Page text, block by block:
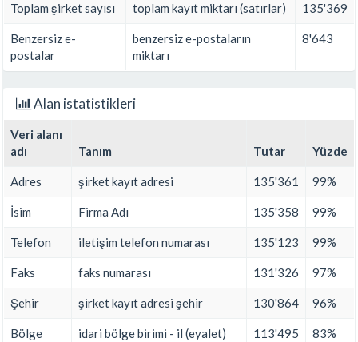
Toplam şirket sayısı toplam kayıt miktarı (satırlar) 135'369
Benzersiz e-
postalar
benzersiz e-postaların
miktarı
8'643
Alan istatistikleri
Veri alanı
adı
Tanım Tutar Yüzde
Adres şirket kayıt adresi 135'361 99%
İsim Firma Adı 135'358 99%
Telefon iletişim telefon numarası 135'123 99%
Faks faks numarası 131'326 97%
Şehir şirket kayıt adresi şehir 130'864 96%
Bölge idari bölge birimi - il (eyalet) 113'495 83%